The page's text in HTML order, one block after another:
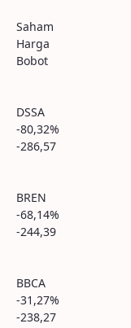
Saham
Harga
Bobot
DSSA
-80,32%
-286,57
BREN
-68,14%
-244,39
BBCA
-31,27%
-238,27